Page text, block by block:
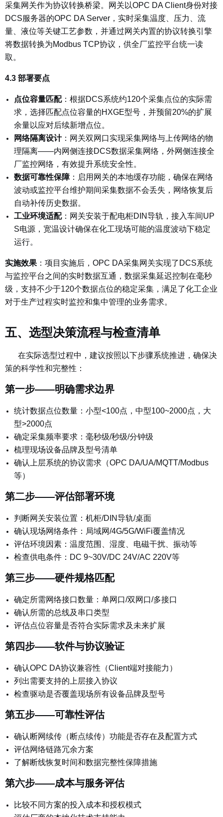
采集网关作为协议转换桥梁。网关以OPC DA Client身份对接
DCS服务器的OPC DA Server，实时采集温度、压力、流
量、液位等关键工艺参数，并通过网关内置的协议转换引擎
将数据转换为Modbus TCP协议，供全厂监控平台统一读
取。
4.3 部署要点
点位容量匹配： 根据DCS系统约120个采集点位的实际需
求，选择匹配点位容量的HXGE型号，并预留20%的扩展
余量以应对后续新增点位。
网络隔离设计： 网关双网口实现采集网络与上传网络的物
理隔离——内网侧连接DCS数据采集网络，外网侧连接全
厂监控网络，有效提升系统安全性。
数据可靠性保障： 启用网关的本地缓存功能，确保在网络
波动或监控平台维护期间采集数据不会丢失，网络恢复后
自动补传历史数据。
工业环境适配： 网关安装于配电柜DIN导轨，接入车间UP
S电源，宽温设计确保在化工现场可能的温度波动下稳定
运行。
实施效果 ： 项目实施后，OPC DA采集网关实现了DCS系统
与监控平台之间的实时数据互通，数据采集延迟控制在毫秒
级，支持不少于120个数据点位的稳定采集，满足了化工企业
对于生产过程实时监控和集中管理的业务需求。
五、选型决策流程与检查清单
在实际选型过程中，建议按照以下步骤系统推进，确保决
策的科学性和完整性：
第一步——明确需求边界
统计数据点位数量：小型<100点，中型100~2000点，大
型>2000点
确定采集频率要求：毫秒级/秒级/分钟级
梳理现场设备品牌及型号清单
确认上层系统的协议需求（OPC DA/UA/MQTT/Modbus
等）
第二步——评估部署环境
判断网关安装位置：机柜/DIN导轨/桌面
确认现场网络条件：局域网/4G/5G/WiFi覆盖情况
评估环境因素：温度范围、湿度、电磁干扰、振动等
检查供电条件：DC 9~30V/DC 24V/AC 220V等
第三步——硬件规格匹配
确定所需网络接口数量：单网口/双网口/多接口
确认所需的总线及串口类型
评估点位容量是否符合实际需求及未来扩展
第四步——软件与协议验证
确认OPC DA协议兼容性（Client端对接能力）
列出需要支持的上层接入协议
检查驱动是否覆盖现场所有设备品牌及型号
第五步——可靠性评估
确认断网续传（断点续传）功能是否存在及配置方式
评估网络链路冗余方案
了解断线恢复时间和数据完整性保障措施
第六步——成本与服务评估
比较不同方案的投入成本和授权模式